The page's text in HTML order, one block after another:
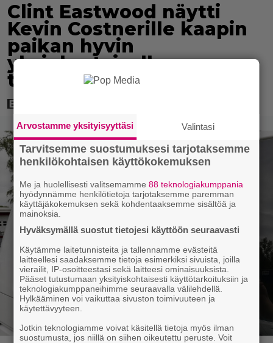
Clint Eastwood näytti
Kevin Costnerille kaapin
paikan hyvin
yksinkertaisella
toimenpiteellä
Arvostamme yksityisyyttäsi Valintasi
Tarvitsemme suostumuksesi tarjotaksemme
henkilökohtaisen käyttökokemuksen
Me ja huolellisesti valitsemamme88 teknologiakumppania
hyödynnämme henkilötietoja tarjotaksemme paremman
käyttäjäkokemuksen sekä kohdentaaksemme sisältöä ja
mainoksia.
Hyväksymällä suostut tietojesi käyttöön seuraavasti
Käytämme laitetunnisteita ja tallennamme evästeitä
laitteellesi saadaksemme tietoja esimerkiksi sivuista, joilla
vierailit, IP-osoitteestasi sekä laitteesi ominaisuuksista.
Pääset tutustumaan yksityiskohtaisesti käyttötarkoituksiin ja
teknologiakumppaneihimme seuraavalla välilehdellä.
Hylkääminen voi vaikuttaa sivuston toimivuuteen ja
käytettävyyteen.
Jotkin teknologiamme voivat käsitellä tietoja myös ilman
suostumusta, jos niillä on siihen oikeutettu peruste. Voit